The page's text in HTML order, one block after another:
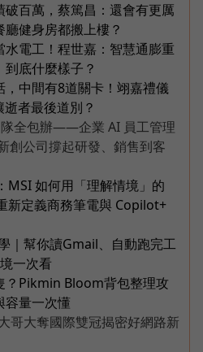
百萬，蔡篤昌：還會有更厲
健身房都搬上樓？
電工！程世嘉：智慧通膨重
底什麼樣子？
，中間有8道關卡！翊嘉禮儀
者最後道別？
隊全包辦——企業 AI 員工管理
創公司撐起研發、銷售到客
MSI 如何用「理解情境」的
新定義商務筆電與 Copilot+
｜幫你讀Gmail、自動跑完工
一次看
？Pikmin Bloom背包整理攻
容量一次懂
哥大奪國際雙冠揭密好網路新